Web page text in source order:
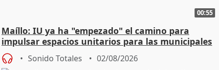
00:55
Maíllo: IU ya ha "empezado" el camino para
impulsar espacios unitarios para las municipales
Sonido Totales 02/08/2026